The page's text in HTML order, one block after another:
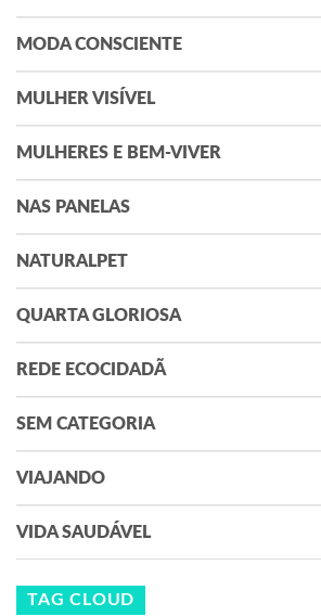
MODA CONSCIENTE
MULHER VISÍVEL
MULHERES E BEM-VIVER
NAS PANELAS
NATURALPET
QUARTA GLORIOSA
REDE ECOCIDADÃ
SEM CATEGORIA
VIAJANDO
VIDA SAUDÁVEL
TAG CLOUD